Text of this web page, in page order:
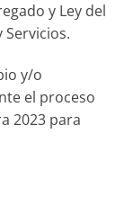
y Ley del
y/o
el proceso
2023 para